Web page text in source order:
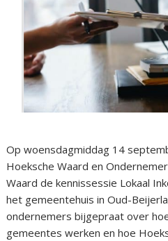
Op woensdagmiddag 14
Hoeksche Waard en
Waard de kennissessie Lokaal
het gemeentehuis in Oud-
ondernemers bijgepraat over
gemeentes werken en hoe